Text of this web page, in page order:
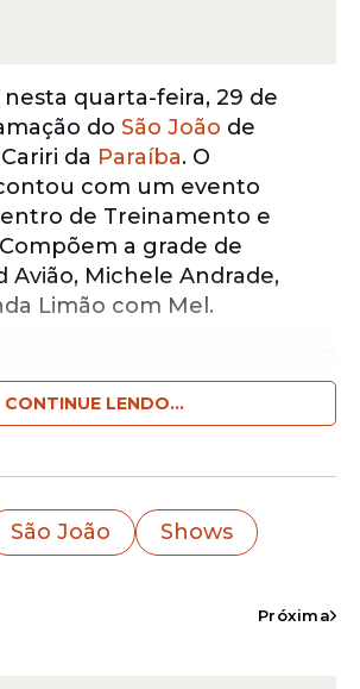
quarta-feira, 29 de
do São João de
da Paraíba. O
com um evento
de Treinamento e
a grade de
Avião, Michele Andrade,
Limão com Mel.
pelo WhatsApp
as notícias exclusivas do
pelo nosso canal.
de Monteiro acontece
Monteiro.
CONTINUE LENDO...
São João Shows
Próxima